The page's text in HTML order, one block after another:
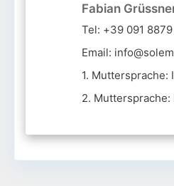
Fabian
Tel: +39 091
Email:
1. Muttersprache:
2. Muttersprache: